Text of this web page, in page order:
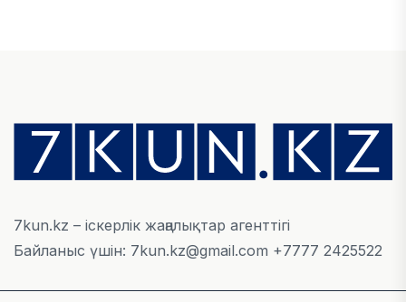
БИЗНЕС
Freedom Travel іссапар ұйымдастыратын ЖИ
агентін іске қосты
Фейк: Желіде тараған «жолбарыс» фотосы
7kun.kz – іскерлік жаңалықтар агенттігі
Байланыс үшін: 7kun.kz@gmail.com +7777 2425522